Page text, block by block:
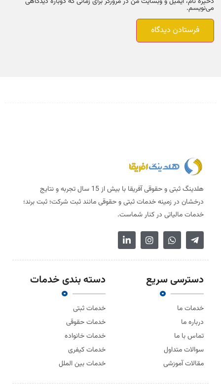
می‌نویسم.
هلدینگ ثبتی و حقوقی آفریقا با بیش از 15 سال تجربه و نتایج
درخشان در زمینه خدمات ثبتی و حقوقی مانند ثبت شرکت؛ ثبت برند؛
خدمات مالیاتی در کنار شماست.
دسترسی سریع
خدمات ما
درباره ما
تماس با ما
سوالات متداول
مقالات آموزشی
دسته بندی خدمات
خدمات ثبتی
خدمات حقوقی
خدمات خانواده
خدمات کیفری
خدمات بین الملل